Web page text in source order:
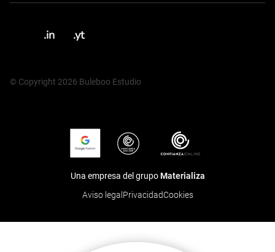
Una empresa del grupoMaterializa
Aviso legal PrivacidadCookies
.in .yt
© Copyright 2026 Buleboo Estudio